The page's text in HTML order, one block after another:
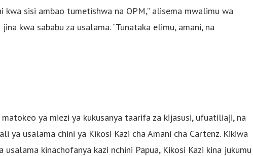
kwa sisi ambao tumetishwa na OPM,” alisema mwalimu wa
kwa sababu za usalama. “Tunataka elimu, amani, na
ya miezi ya kukusanya taarifa za kijasusi, ufuatiliaji, na
ya usalama chini ya Kikosi Kazi cha Amani cha Cartenz. Kikiwa
kinachofanya kazi nchini Papua, Kikosi Kazi kina jukumu